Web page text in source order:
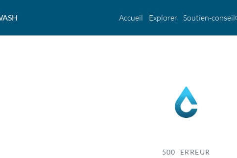
Accueil Explorer Soutien-conseil
500 ERREUR